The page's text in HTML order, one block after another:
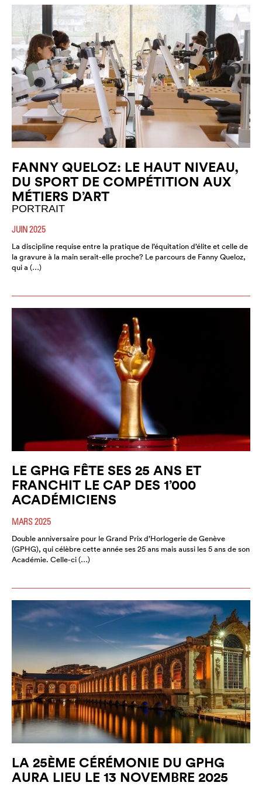
FANNY QUELOZ: LE HAUT NIVEAU,
DU SPORT DE COMPÉTITION AUX
MÉTIERS D’ART
PORTRAIT
JUIN 2025
La discipline requise entre la pratique de l’équitation d’élite et celle de
la gravure à la main serait-elle proche? Le parcours de Fanny Queloz,
qui a (…)
LE GPHG FÊTE SES 25 ANS ET
FRANCHIT LE CAP DES 1’000
ACADÉMICIENS
MARS 2025
Double anniversaire pour le Grand Prix d’Horlogerie de Genève
(GPHG), qui célèbre cette année ses 25 ans mais aussi les 5 ans de son
Académie. Celle-ci (…)
LA 25ÈME CÉRÉMONIE DU GPHG
AURA LIEU LE 13 NOVEMBRE 2025